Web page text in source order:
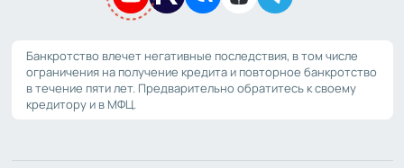
Банкротство влечет негативные последствия, в том числе
ограничения на получение кредита и повторное банкротство
в течение пяти лет. Предварительно обратитесь к своему
кредитору и в МФЦ.